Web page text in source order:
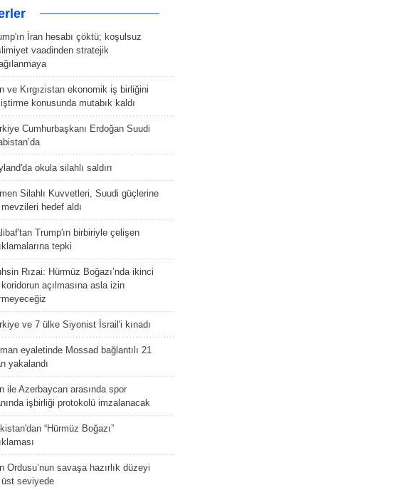
İran hesabı çöktü; koşulsuz
vaadinden stratejik
ve Kırgızistan ekonomik iş birliğini
konusunda mutabık kaldı
Cumhurbaşkanı Erdoğan Suudi
okula silahlı saldırı
Silahlı Kuvvetleri, Suudi güçlerine
hedef aldı
Trump'ın birbiriyle çelişen
tepki
Rızai: Hürmüz Boğazı’nda ikinci
koridorun açılmasına asla izin
ve 7 ülke Siyonist İsrail'i kınadı
eyaletinde Mossad bağlantılı 21
yakalandı
ile Azerbaycan arasında spor
işbirliği protokolü imzalanacak
“Hürmüz Boğazı”
Ordusu’nun savaşa hazırlık düzeyi
seviyede